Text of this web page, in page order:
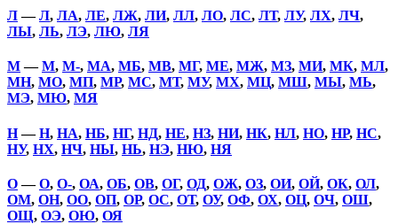
Л—Л, ЛА, ЛЕ, ЛЖ, ЛИ, ЛЛ, ЛО, ЛС, ЛТ, ЛУ, ЛХ, ЛЧ,
ЛЫ, ЛЬ, ЛЭ, ЛЮ, ЛЯ
М—М, М-, МА, МБ, МВ, МГ, МЕ, МЖ, МЗ, МИ, МК, МЛ,
МН, МО, МП, МР, МС, МТ, МУ, МХ, МЦ, МШ, МЫ, МЬ,
МЭ, МЮ, МЯ
Н—Н, НА, НБ, НГ, НД, НЕ, НЗ, НИ, НК, НЛ, НО, НР, НС,
НУ, НХ, НЧ, НЫ, НЬ, НЭ, НЮ, НЯ
О—О, О-, ОА, ОБ, ОВ, ОГ, ОД, ОЖ, ОЗ, ОИ, ОЙ, ОК, ОЛ,
ОМ, ОН, ОО, ОП, ОР, ОС, ОТ, ОУ, ОФ, ОХ, ОЦ, ОЧ, ОШ,
ОЩ, ОЭ, ОЮ, ОЯ